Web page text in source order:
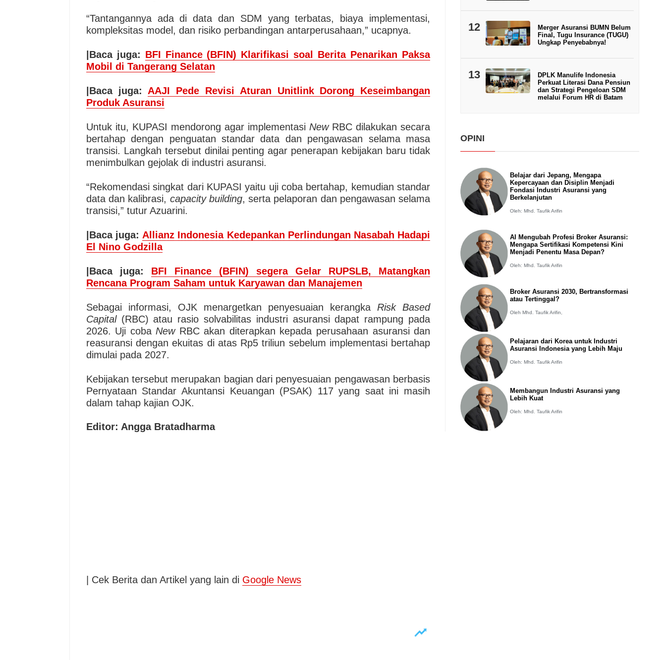
“Tantangannya ada di data dan SDM yang terbatas, biaya implementasi,
kompleksitas model, dan risiko perbandingan antarperusahaan,” ucapnya.
|Baca juga: BFI Finance (BFIN) Klarifikasi soal Berita Penarikan Paksa
Mobil di Tangerang Selatan
|Baca juga: AAJI Pede Revisi Aturan Unitlink Dorong Keseimbangan
Produk Asuransi
Untuk itu, KUPASI mendorong agar implementasi NewRBC dilakukan secara
bertahap dengan penguatan standar data dan pengawasan selama masa
transisi. Langkah tersebut dinilai penting agar penerapan kebijakan baru tidak
menimbulkan gejolak di industri asuransi.
“Rekomendasi singkat dari KUPASI yaitu uji coba bertahap, kemudian standar
data dan kalibrasi, capacity building, serta pelaporan dan pengawasan selama
transisi,” tutur Azuarini.
|Baca juga: Allianz Indonesia Kedepankan Perlindungan Nasabah Hadapi
El Nino Godzilla
|Baca juga: BFI Finance (BFIN) segera Gelar RUPSLB, Matangkan
Rencana Program Saham untuk Karyawan dan Manajemen
Sebagai informasi, OJK menargetkan penyesuaian kerangka Risk Based
Capital(RBC) atau rasio solvabilitas industri asuransi dapat rampung pada
2026. Uji coba NewRBC akan diterapkan kepada perusahaan asuransi dan
reasuransi dengan ekuitas di atas Rp5 triliun sebelum implementasi bertahap
dimulai pada 2027.
Kebijakan tersebut merupakan bagian dari penyesuaian pengawasan berbasis
Pernyataan Standar Akuntansi Keuangan (PSAK) 117 yang saat ini masih
dalam tahap kajian OJK.
Editor: Angga Bratadharma
| Cek Berita dan Artikel yang lain di Google News
12
Merger Asuransi BUMN Belum
Final, Tugu Insurance (TUGU)
Ungkap Penyebabnya!
13
DPLK Manulife Indonesia
Perkuat Literasi Dana Pensiun
dan Strategi Pengeloan SDM
melalui Forum HR di Batam
OPINI
Belajar dari Jepang, Mengapa
Kepercayaan dan Disiplin Menjadi
Fondasi Industri Asuransi yang
Berkelanjutan
Oleh: Mhd. Taufik Arifin
AI Mengubah Profesi Broker Asuransi:
Mengapa Sertifikasi Kompetensi Kini
Menjadi Penentu Masa Depan?
Oleh: Mhd. Taufik Arifin
Broker Asuransi 2030, Bertransformasi
atau Tertinggal?
Oleh Mhd. Taufik Arifin,
Pelajaran dari Korea untuk Industri
Asuransi Indonesia yang Lebih Maju
Oleh: Mhd. Taufik Arifin
Membangun Industri Asuransi yang
Lebih Kuat
Oleh: Mhd. Taufik Arifin